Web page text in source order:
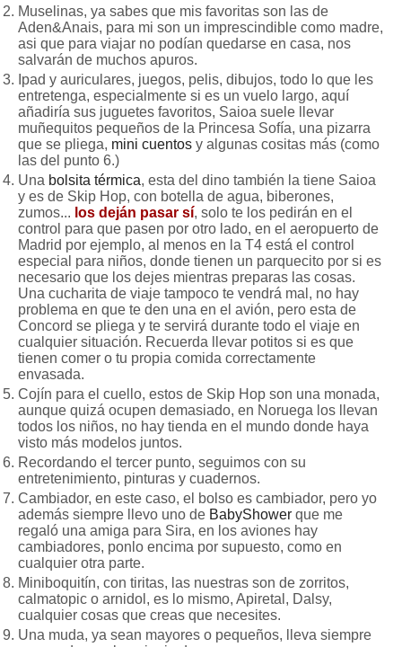
Muselinas, ya sabes que mis favoritas son las de
Aden&Anais, para mi son un imprescindible como madre,
asi que para viajar no podían quedarse en casa, nos
salvarán de muchos apuros.
Ipad y auriculares, juegos, pelis, dibujos, todo lo que les
entretenga, especialmente si es un vuelo largo, aquí
añadiría sus juguetes favoritos, Saioa suele llevar
muñequitos pequeños de la Princesa Sofía, una pizarra
que se pliega, mini cuentos y algunas cositas más (como
las del punto 6.)
Una bolsita térmica, esta del dino también la tiene Saioa
y es de Skip Hop, con botella de agua, biberones,
zumos... los deján pasar sí, solo te los pedirán en el
control para que pasen por otro lado, en el aeropuerto de
Madrid por ejemplo, al menos en la T4 está el control
especial para niños, donde tienen un parquecito por si es
necesario que los dejes mientras preparas las cosas.
Una cucharita de viaje tampoco te vendrá mal, no hay
problema en que te den una en el avión, pero esta de
Concord se pliega y te servirá durante todo el viaje en
cualquier situación. Recuerda llevar potitos si es que
tienen comer o tu propia comida correctamente
envasada.
Cojín para el cuello, estos de Skip Hop son una monada,
aunque quizá ocupen demasiado, en Noruega los llevan
todos los niños, no hay tienda en el mundo donde haya
visto más modelos juntos.
Recordando el tercer punto, seguimos con su
entretenimiento, pinturas y cuadernos.
Cambiador, en este caso, el bolso es cambiador, pero yo
además siempre llevo uno de BabyShower que me
regaló una amiga para Sira, en los aviones hay
cambiadores, ponlo encima por supuesto, como en
cualquier otra parte.
Miniboquitín, con tiritas, las nuestras son de zorritos,
calmatopic o arnidol, es lo mismo, Apiretal, Dalsy,
cualquier cosas que creas que necesites.
Una muda, ya sean mayores o pequeños, lleva siempre